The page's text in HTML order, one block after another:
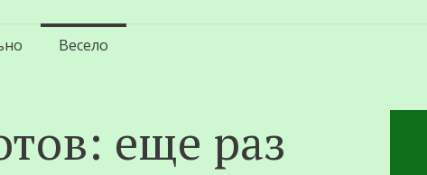
Весело
еще раз